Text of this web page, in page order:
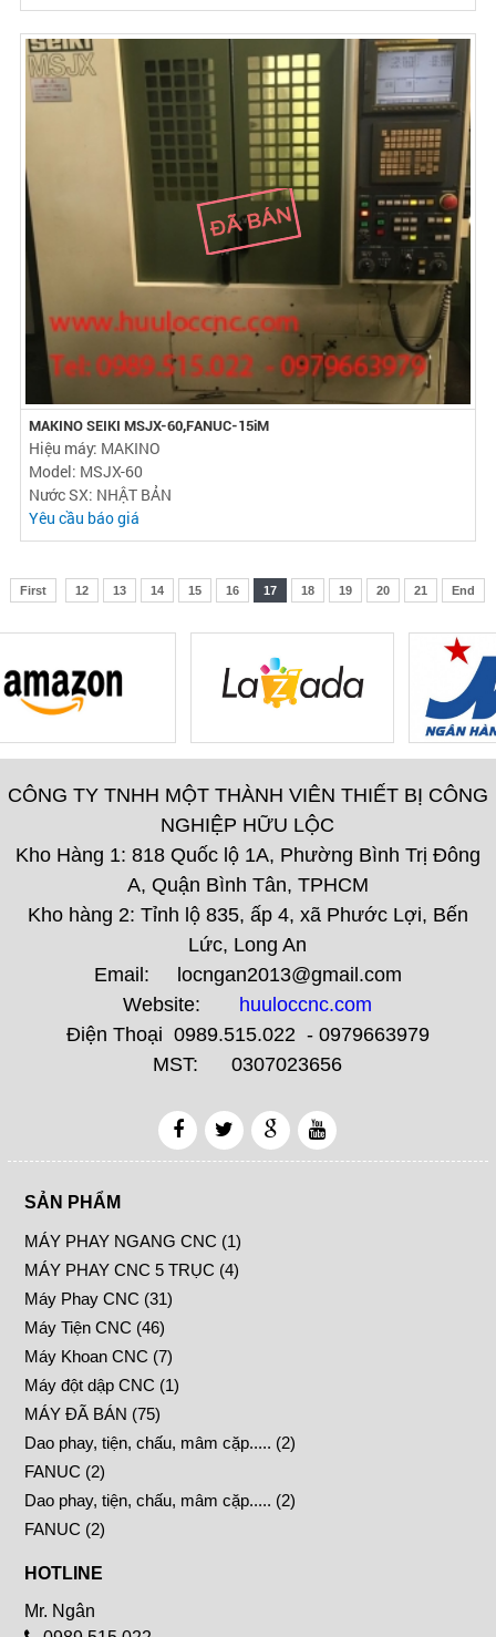
MAKINO SEIKI MSJX-60,FANUC-15iM
Hiệu máy: MAKINO
Model: MSJX-60
Nước SX: NHẬT BẢN
Yêu cầu báo giá
First 12 13 14 15 16 17 18 19 20 21 End
CÔNG TY TNHH MỘT THÀNH VIÊN THIẾT BỊ CÔNG
NGHIỆP HỮU LỘC
Kho Hàng 1: 818 Quốc lộ 1A, Phường Bình Trị Đông
A, Quận Bình Tân, TPHCM
Kho hàng 2: Tỉnh lộ 835, ấp 4, xã Phước Lợi, Bến
Lức, Long An
Email: locngan2013@gmail.com
Website: huuloccnc.com
Điện Thoại 0989.515.022 - 0979663979
MST: 0307023656
SẢN PHẨM
MÁY PHAY NGANG CNC (1)
MÁY PHAY CNC 5 TRỤC (4)
Máy Phay CNC (31)
Máy Tiện CNC (46)
Máy Khoan CNC (7)
Máy đột dập CNC (1)
MÁY ĐÃ BÁN (75)
Dao phay, tiện, chấu, mâm cặp..... (2)
FANUC (2)
Dao phay, tiện, chấu, mâm cặp..... (2)
FANUC (2)
HOTLINE
Mr. Ngân